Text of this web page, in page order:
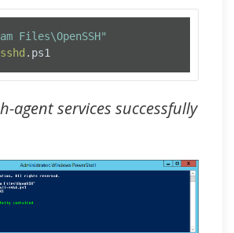
Files\OpenSSH"
.ps1
agent services successfully